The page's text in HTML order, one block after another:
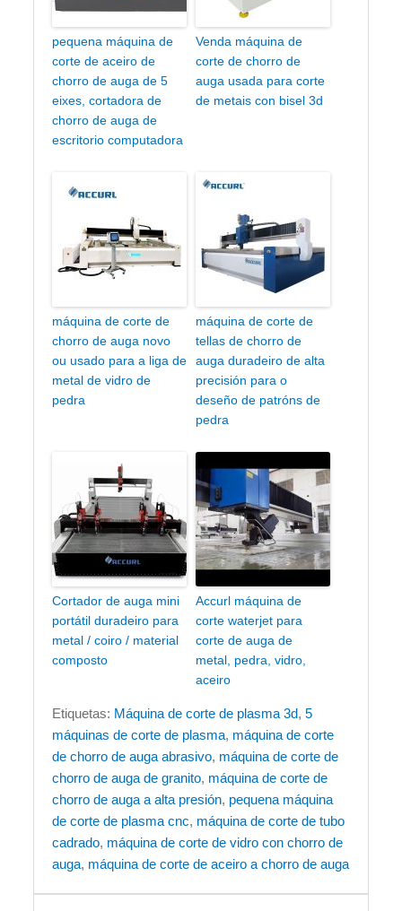
pequena máquina de
corte de aceiro de
chorro de auga de 5
eixes, cortadora de
chorro de auga de
escritorio computadora
Venda máquina de
corte de chorro de
auga usada para corte
de metais con bisel 3d
máquina de corte de
chorro de auga novo
ou usado para a liga de
metal de vidro de
pedra
máquina de corte de
tellas de chorro de
auga duradeiro de alta
precisión para o
deseño de patróns de
pedra
Cortador de auga mini
portátil duradeiro para
metal / coiro / material
composto
Accurl máquina de
corte waterjet para
corte de auga de
metal, pedra, vidro,
aceiro
Etiquetas: Máquina de corte de plasma 3d,5
máquinas de corte de plasma, máquina de corte
de chorro de auga abrasivo, máquina de corte de
chorro de auga de granito, máquina de corte de
chorro de auga a alta presión, pequena máquina
de corte de plasma cnc, máquina de corte de tubo
cadrado, máquina de corte de vidro con chorro de
auga, máquina de corte de aceiro a chorro de auga